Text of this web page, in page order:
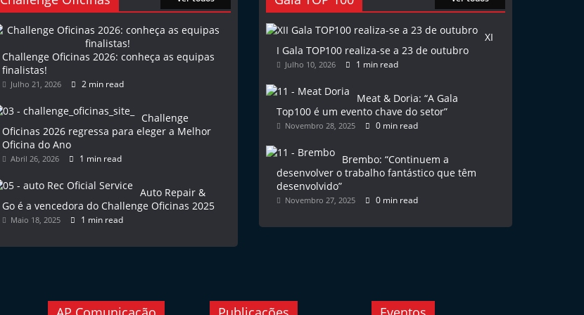
Challenge Oficinas 2026: conheça as equipas
finalistas!
Julho 21, 2026 2 min read
Challenge
Oficinas 2026 regressa para eleger a Melhor
Oficina do Ano
Abril 26, 2026 1 min read
Auto Repair &
Go é a vencedora do Challenge Oficinas 2025
Maio 18, 2025 1 min read
XI
I Gala TOP100 realiza-se a 23 de outubro
Julho 10, 2026 1 min read
Meat & Doria: “A Gala
Top100 é um evento chave do setor”
Novembro 28, 2025 0 min read
Brembo: “Continuem a
desenvolver o trabalho fantástico que têm
desenvolvido”
Novembro 27, 2025 0 min read